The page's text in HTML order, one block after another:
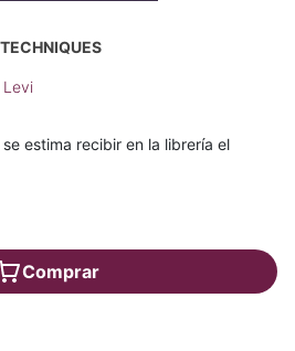
Levi
estima recibir en la librería el
Comprar